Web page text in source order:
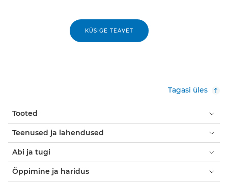
KÜSIGE TEAVET
Tagasi üles
Tooted
Teenused ja lahendused
Abi ja tugi
Õppimine ja haridus